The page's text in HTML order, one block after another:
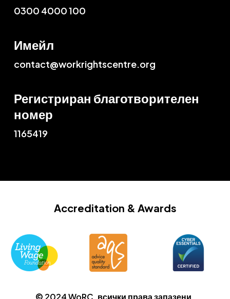
0300 4000 100
Имейл
contact@workrightscentre.org
Регистриран благотворителен
номер
1165419
Accreditation & Awards